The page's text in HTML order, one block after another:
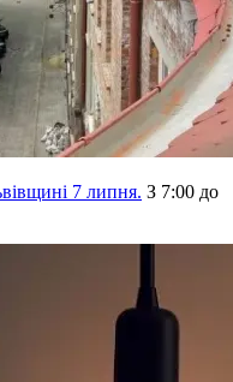
7 липня. З 7:00 до